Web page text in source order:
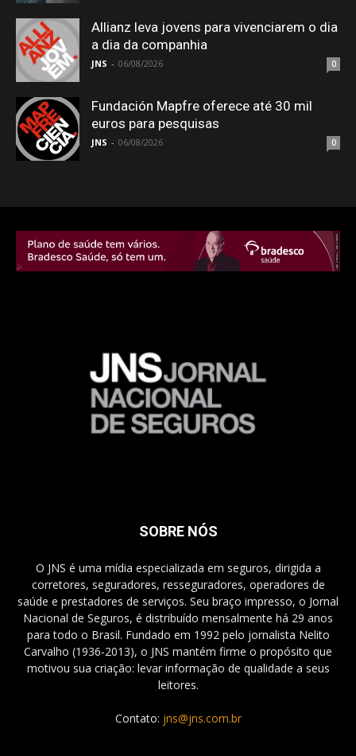
Allianz leva jovens para vivenciarem o dia
a dia da companhia
JNS - 06/08/2026 0
Fundación Mapfre oferece até 30 mil
euros para pesquisas
JNS - 06/08/2026 0
SOBRE NÓS
O JNS é uma mídia especializada em seguros, dirigida a
corretores, seguradores, resseguradores, operadores de
saúde e prestadores de serviços. Seu braço impresso, o Jornal
Nacional de Seguros, é distribuído mensalmente há 29 anos
para todo o Brasil. Fundado em 1992 pelo jornalista Nelito
Carvalho (1936-2013), o JNS mantém firme o propósito que
motivou sua criação: levar informação de qualidade a seus
leitores.
Contato: jns@jns.com.br